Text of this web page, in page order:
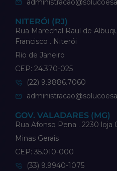
NITERÓI (RJ)
Rua Marechal Raul de
Francisco . Niterói
Rio de Janeiro
CEP: 24.370-025
(22) 9.9886.7060
GOV. VALADARES (MG)
Rua Afonso Pena . 2230 loja
Minas Gerais
CEP: 35.010-000
(33) 9.9940-1075